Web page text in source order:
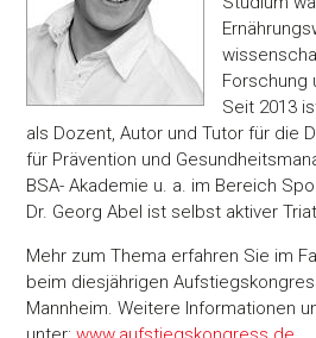
Alle
Auswahl
Alle
Forschung
Seit 2013
als Dozent, Autor und Tutor für die
für Prävention und
BSA- Akademie u. a. im Bereich
Dr. Georg Abel ist selbst aktiver
Mehr zum Thema erfahren Sie im
beim diesjährigen
Mannheim. Weitere Informationen